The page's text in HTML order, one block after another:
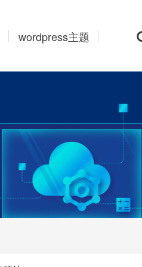
wordpress主题